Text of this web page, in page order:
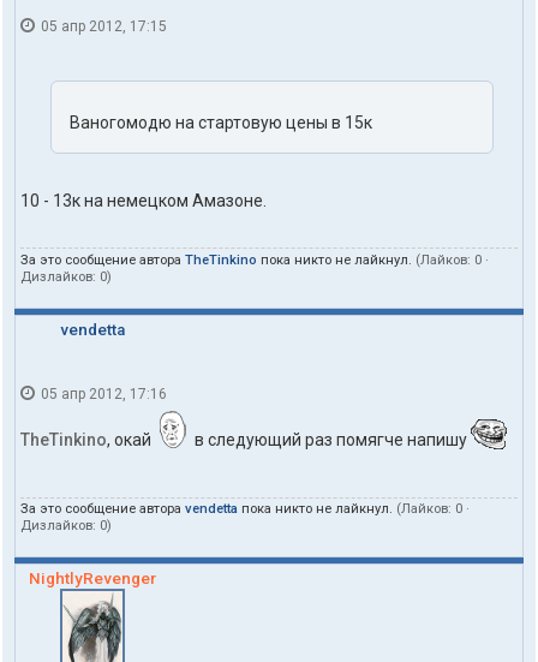
05 апр 2012, 17:15
Ваногомодю на стартовую цены в 15к
10 - 13к на немецком Амазоне.
За это сообщение автора TheTinkino пока никто не лайкнул. (Лайков: 0 ·
Дизлайков: 0)
vendetta
05 апр 2012, 17:16
TheTinkino, окай в следующий раз помягче напишу
За это сообщение автора vendetta пока никто не лайкнул. (Лайков: 0 ·
Дизлайков: 0)
NightlyRevenger